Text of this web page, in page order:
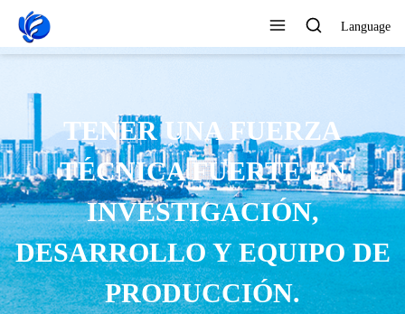
Language
TENER UNA FUERZA
TÉCNICA FUERTE EN
INVESTIGACIÓN,
DESARROLLO Y EQUIPO DE
PRODUCCIÓN.